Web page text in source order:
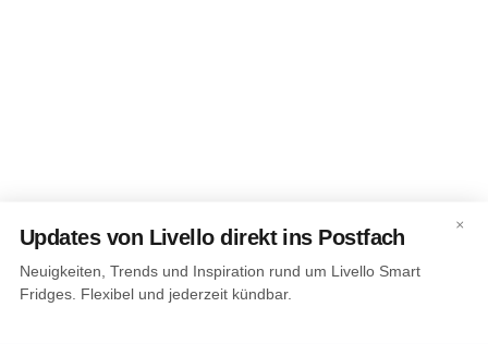
Erlebnis am Smart Fridge: Einfach, Schnell,
×
Updates von Livello direkt ins Postfach
Neuigkeiten, Trends und Inspiration rund um Livello Smart
Fridges. Flexibel und jederzeit kündbar.